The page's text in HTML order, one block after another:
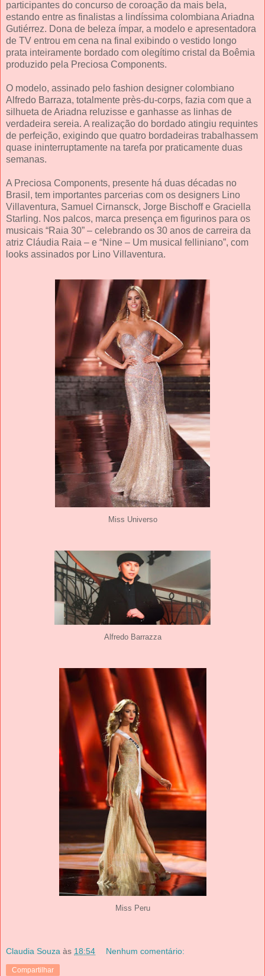
participantes do concurso de coroação da mais bela,
estando entre as finalistas a lindíssima colombiana Ariadna
Gutiérrez. Dona de beleza ímpar, a modelo e apresentadora
de TV entrou em cena na final exibindo o vestido longo
prata inteiramente bordado com olegítimo cristal da Boêmia
produzido pela Preciosa Components.
O modelo, assinado pelo fashion designer colombiano
Alfredo Barraza, totalmente près-du-corps, fazia com que a
silhueta de Ariadna reluzisse e ganhasse as linhas de
verdadeira sereia. A realização do bordado atingiu requintes
de perfeição, exigindo que quatro bordadeiras trabalhassem
quase ininterruptamente na tarefa por praticamente duas
semanas.
A Preciosa Components, presente há duas décadas no
Brasil, tem importantes parcerias com os designers Lino
Villaventura, Samuel Cirnansck, Jorge Bischoff e Graciella
Starling. Nos palcos, marca presença em figurinos para os
musicais “Raia 30” – celebrando os 30 anos de carreira da
atriz Cláudia Raia – e “Nine – Um musical felliniano”, com
looks assinados por Lino Villaventura.
Miss Universo
Alfredo Barrazza
Miss Peru
Claudia Souza às 18:54 Nenhum comentário:
Compartilhar